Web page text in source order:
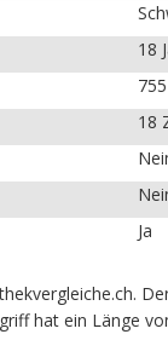
18
18
Ja
hat ein Länge